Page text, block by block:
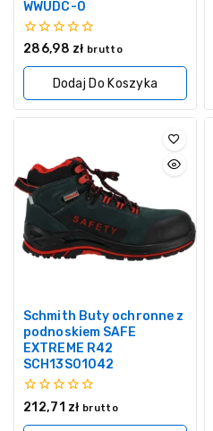
WWUDC-0
0
5
286,98 zł brutto
Dodaj Do Koszyka
Schmith Buty ochronne z
podnoskiem SAFE
EXTREME R42
SCH13S01042
0
212,71 zł brutto